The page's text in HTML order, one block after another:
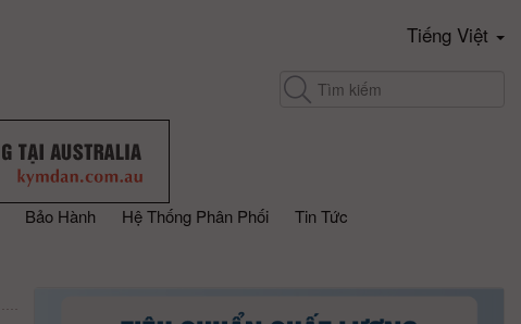
Tiếng Việt
Bảo Hành Hệ Thống Phân Phối
Tin Tức